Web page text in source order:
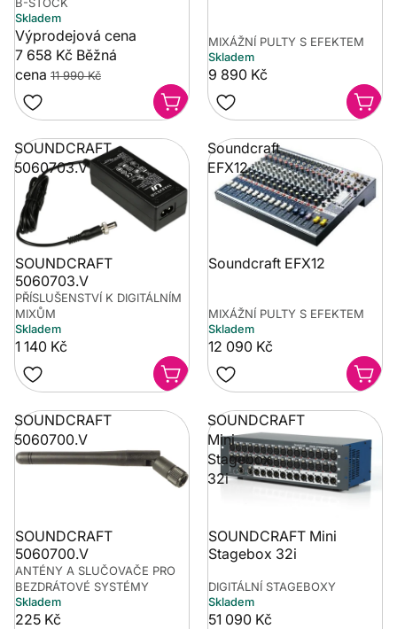
Skladem
Výprodejová cena
7 658 Kč Běžná
cena 11 990 Kč
MIXÁŽNÍ PULTY S EFEKTEM
Skladem
9 890 Kč
SOUNDCRAFT
5060703.V
SOUNDCRAFT
5060703.V
PŘÍSLUŠENSTVÍ K DIGITÁLNÍM
MIXŮM
Skladem
1 140 Kč
Soundcraft
EFX12
Soundcraft EFX12
MIXÁŽNÍ PULTY S EFEKTEM
Skladem
12 090 Kč
SOUNDCRAFT
5060700.V
SOUNDCRAFT
5060700.V
ANTÉNY A SLUČOVAČE PRO
BEZDRÁTOVÉ SYSTÉMY
Skladem
225 Kč
SOUNDCRAFT
Mini
Stagebox
32i
SOUNDCRAFT Mini
Stagebox 32i
DIGITÁLNÍ STAGEBOXY
Skladem
51 090 Kč